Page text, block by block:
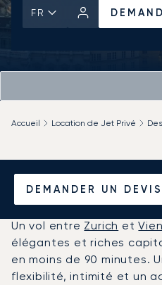
FR
DEMANDER UN DEVIS
Accueil Location de Jet Privé
Louer un Jet
Zurich et
Un vol entre Zurich et
élégantes et riches
en moins de 90 minutes.
flexibilité, intimité et un